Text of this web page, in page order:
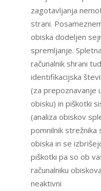
zagotavljanja
strani.
obiska dodeljen
spremljanje.
računalnik shrani
identifikacijska
(za prepoznavanje
obisku) in piškotki
(analiza obiskov
pomnilnik strežnika
obiska in se
piškotki pa so ob
računalniku
neaktivni